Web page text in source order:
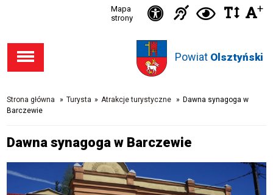
Przejdź
dostępności
Przejdź
głównego
Przejdź
wyszukiwarki
Przejdź
Powiat Olsztyński
Mapa
strony
Ikonka
dostępności
IkonkaIkonka
w
+
Strona główna » Turysta » Atrakcje turystyczne » Dawna synagoga w
Barczewie
Dawna synagoga w Barczewie